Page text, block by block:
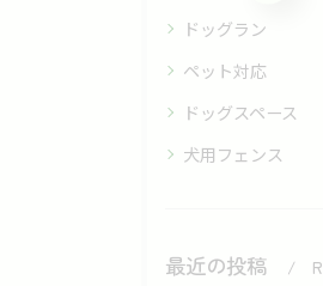
ドッグラン
ペット対応
ドッグスペース
犬用フェンス
最近の投稿